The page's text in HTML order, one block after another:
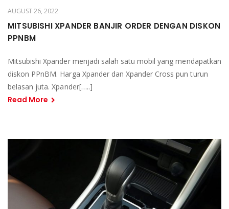
AUGUST 26, 2022
MITSUBISHI XPANDER BANJIR ORDER DENGAN DISKON
PPNBM
Mitsubishi Xpander menjadi salah satu mobil yang mendapatkan
diskon PPnBM. Harga Xpander dan Xpander Cross pun turun
belasan juta. Xpander[…..]
Read More